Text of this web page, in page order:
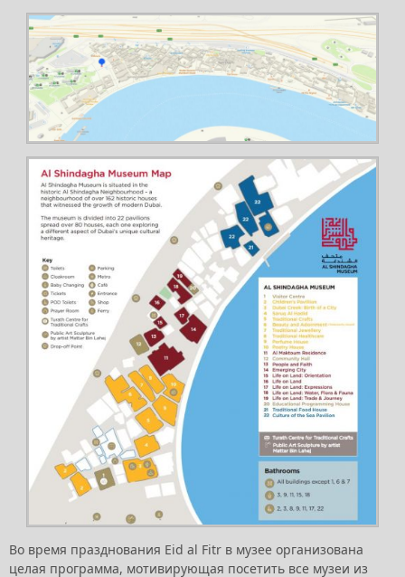
Во время празднования Eid al Fitr в музее организована
целая программа, мотивирующая посетить все музеи из